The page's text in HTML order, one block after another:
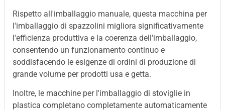
Rispetto all'imballaggio manuale, questa macchina per
l'imballaggio di spazzolini migliora significativamente
l'efficienza produttiva e la coerenza dell'imballaggio,
consentendo un funzionamento continuo e
soddisfacendo le esigenze di ordini di produzione di
grande volume per prodotti usa e getta.
Inoltre, le macchine per l'imballaggio di stoviglie in
plastica completano completamente automaticamente